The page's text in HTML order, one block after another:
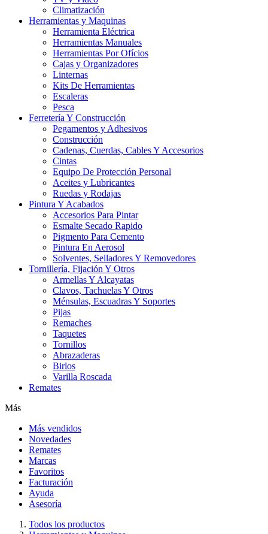
Climatización
Herramientas y Maquinas
Herramienta Eléctrica
Herramientas Manuales
Herramientas Por Ofícios
Cajas y Organizadores
Linternas
Kits De Herramientas
Escaleras
Pesca
Ferretería Y Construcción
Pegamentos y Adhesivos
Construcción
Cadenas, Cuerdas, Cables Y Accesorios
Cintas
Equipo De Protección Personal
Aceites y Lubricantes
Ruedas y Rodajas
Pintura Y Acabados
Accesorios Para Pintar
Esmalte Secado Rapido
Pigmento Para Cemento
Pintura En Aerosol
Solventes, Selladores Y Removedores
Tornillería, Fijación Y Otros
Armellas Y Alcayatas
Clavos, Tachuelas Y Otros
Ménsulas, Escuadras Y Soportes
Pijas
Remaches
Taquetes
Tornillos
Abrazaderas
Birlos
Varilla Roscada
Remates
Más
Más vendidos
Novedades
Remates
Marcas
Favoritos
Facturación
Ayuda
Asesoría
Todos los productos